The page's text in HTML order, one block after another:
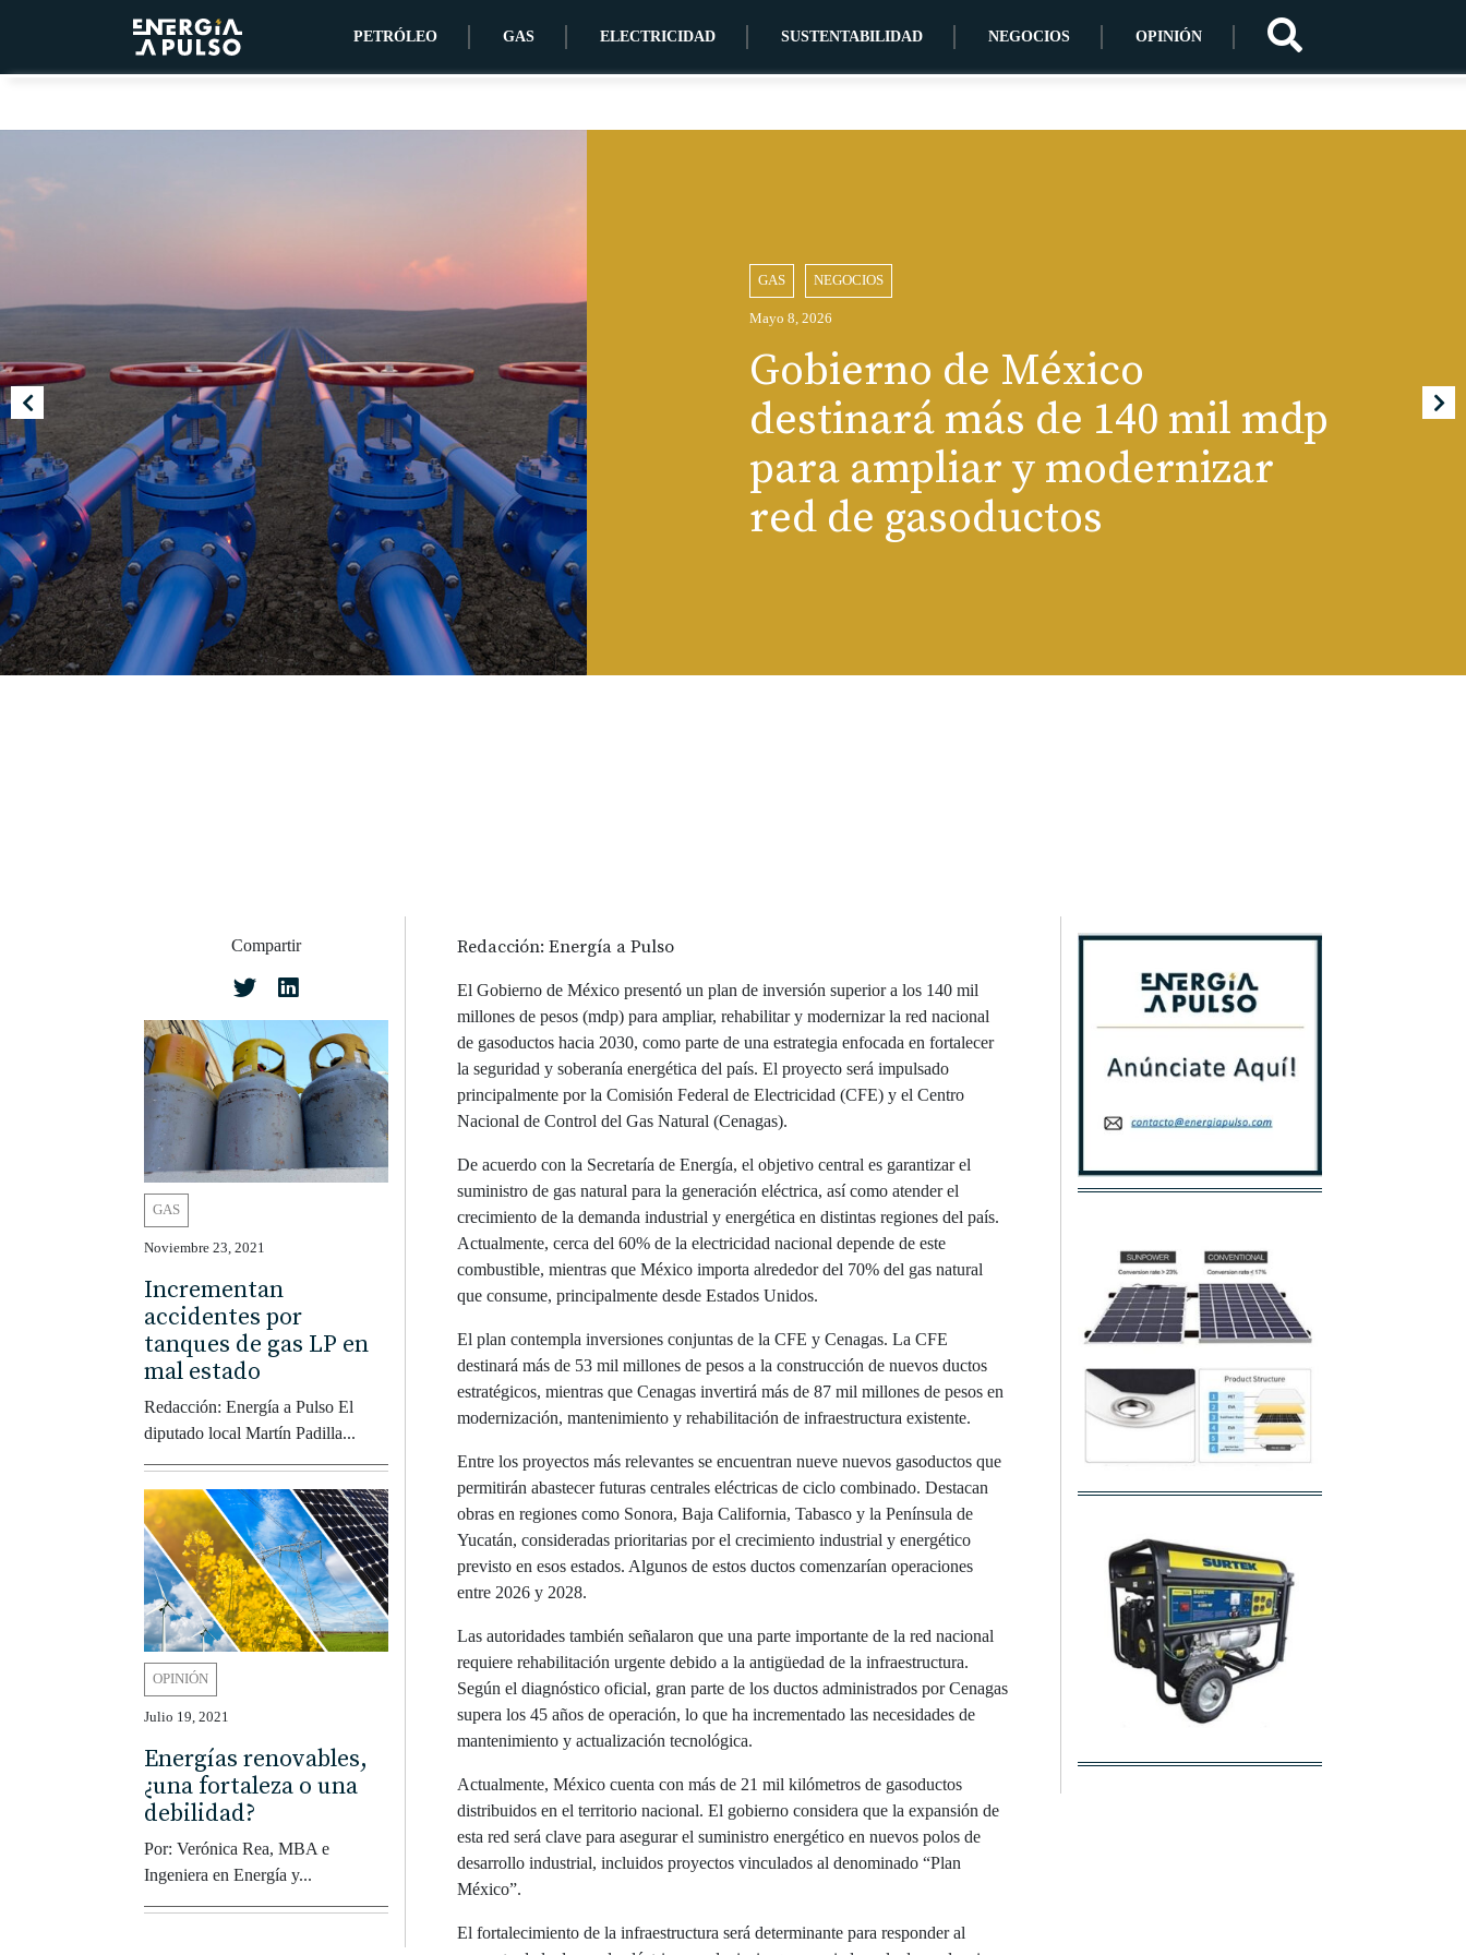
PETRÓLEO GAS ELECTRICIDAD SUSTENTABILIDAD NEGOCIOS OPINIÓN
GAS NEGOCIOS
Mayo 8, 2026
Gobierno de México
destinará más de 140 mil mdp
para ampliar y modernizar
red de gasoductos
Compartir
GAS
Noviembre 23, 2021
Incrementan
accidentes por
tanques de gas LP en
mal estado
Redacción: Energía a Pulso El
diputado local Martín Padilla...
OPINIÓN
Julio 19, 2021
Energías renovables,
¿una fortaleza o una
debilidad?
Por: Verónica Rea, MBA e
Ingeniera en Energía y...
Redacción: Energía a Pulso
El Gobierno de México presentó un plan de inversión superior a los 140 mil
millones de pesos (mdp) para ampliar, rehabilitar y modernizar la red nacional
de gasoductos hacia 2030, como parte de una estrategia enfocada en fortalecer
la seguridad y soberanía energética del país. El proyecto será impulsado
principalmente por la Comisión Federal de Electricidad (CFE) y el Centro
Nacional de Control del Gas Natural (Cenagas).
De acuerdo con la Secretaría de Energía, el objetivo central es garantizar el
suministro de gas natural para la generación eléctrica, así como atender el
crecimiento de la demanda industrial y energética en distintas regiones del país.
Actualmente, cerca del 60% de la electricidad nacional depende de este
combustible, mientras que México importa alrededor del 70% del gas natural
que consume, principalmente desde Estados Unidos.
El plan contempla inversiones conjuntas de la CFE y Cenagas. La CFE
destinará más de 53 mil millones de pesos a la construcción de nuevos ductos
estratégicos, mientras que Cenagas invertirá más de 87 mil millones de pesos en
modernización, mantenimiento y rehabilitación de infraestructura existente.
Entre los proyectos más relevantes se encuentran nueve nuevos gasoductos que
permitirán abastecer futuras centrales eléctricas de ciclo combinado. Destacan
obras en regiones como Sonora, Baja California, Tabasco y la Península de
Yucatán, consideradas prioritarias por el crecimiento industrial y energético
previsto en esos estados. Algunos de estos ductos comenzarían operaciones
entre 2026 y 2028.
Las autoridades también señalaron que una parte importante de la red nacional
requiere rehabilitación urgente debido a la antigüedad de la infraestructura.
Según el diagnóstico oficial, gran parte de los ductos administrados por Cenagas
supera los 45 años de operación, lo que ha incrementado las necesidades de
mantenimiento y actualización tecnológica.
Actualmente, México cuenta con más de 21 mil kilómetros de gasoductos
distribuidos en el territorio nacional. El gobierno considera que la expansión de
esta red será clave para asegurar el suministro energético en nuevos polos de
desarrollo industrial, incluidos proyectos vinculados al denominado “Plan
México”.
El fortalecimiento de la infraestructura será determinante para responder al